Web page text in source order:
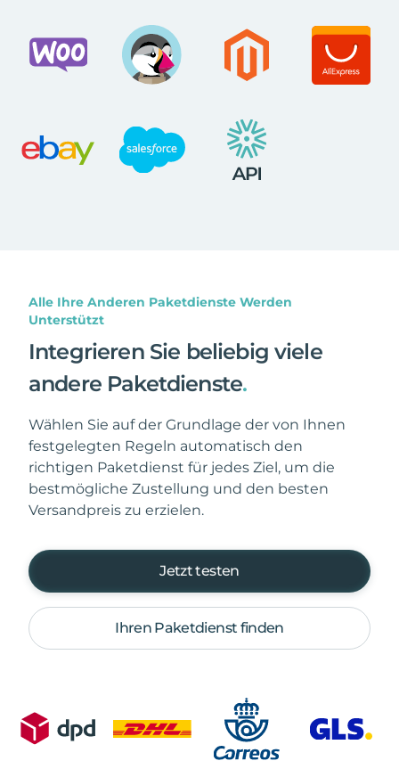
Alle Ihre Anderen Paketdienste Werden
Unterstützt
Integrieren Sie beliebig viele
andere Paketdienste.
Wählen Sie auf der Grundlage der von Ihnen
festgelegten Regeln automatisch den
richtigen Paketdienst für jedes Ziel, um die
bestmögliche Zustellung und den besten
Versandpreis zu erzielen.
Jetzt testen
Ihren Paketdienst finden